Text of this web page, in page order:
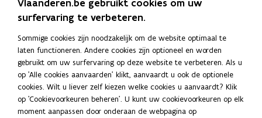
Probeer de pagina opnieuw te laden
Indien dit niet lukt, wacht even en probeer opnieuw
Vlaanderen.be gebruikt cookies om uw
surfervaring te verbeteren.
Sommige cookies zijn noodzakelijk om de website optimaal te
laten functioneren. Andere cookies zijn optioneel en worden
gebruikt om uw surfervaring op deze website te verbeteren. Als u
op 'Alle cookies aanvaarden' klikt, aanvaardt u ook de optionele
cookies. Wilt u liever zelf kiezen welke cookies u aanvaardt? Klik
op 'Cookievoorkeuren beheren'. U kunt uw cookievoorkeuren op elk
moment aanpassen door onderaan de webpagina op